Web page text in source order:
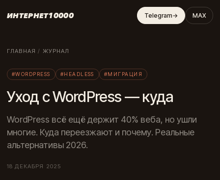
ИНТЕРНЕТ10000 Telegram→ MAX
ГЛАВНАЯ / ЖУРНАЛ
#WORDPRESS #HEADLESS #МИГРАЦИЯ
Уход с WordPress — куда
WordPress всё ещё держит 40% веба, но ушли
многие. Куда переезжают и почему. Реальные
альтернативы 2026.
18 ДЕКАБРЯ 2025